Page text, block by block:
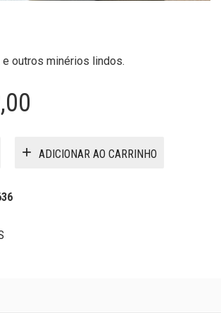
outros minérios lindos.
ADICIONAR AO CARRINHO